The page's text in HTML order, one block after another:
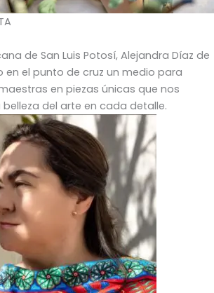
de San Luis Potosí, Alejandra Díaz de
en el punto de cruz un medio para
en piezas únicas que nos
del arte en cada detalle.